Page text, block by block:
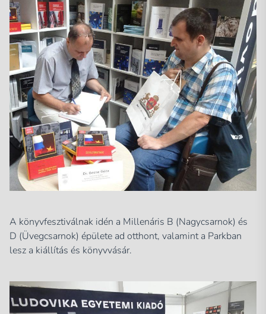
A könyvfesztiválnak idén a Millenáris B (Nagycsarnok) és
D (Üvegcsarnok) épülete ad otthont, valamint a Parkban
lesz a kiállítás és könyvvásár.